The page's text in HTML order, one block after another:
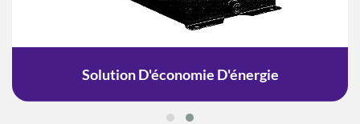
Solution D'économie D'énergie